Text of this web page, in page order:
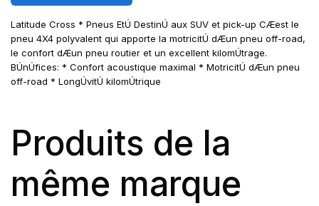
Latitude Cross * Pneus EtÚ DestinÚ aux SUV et pick-up CÆest le
pneu 4X4 polyvalent qui apporte la motricitÚ dÆun pneu off-road,
le confort dÆun pneu routier et un excellent kilomÚtrage.
BÚnÚfices: * Confort acoustique maximal * MotricitÚ dÆun pneu
off-road * LongÚvitÚ kilomÚtrique
Produits de la
même marque